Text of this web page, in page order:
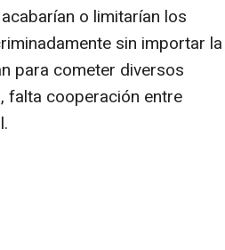
o limitarían los
sin importar la
para cometer diversos
falta cooperación entre